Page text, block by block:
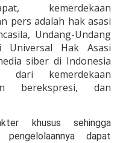
kemerdekaan
pers adalah hak asasi
Undang-Undang
Universal Hak Asasi
siber di Indonesia
dari kemerdekaan
berekspresi, dan
khusus sehingga
dapat